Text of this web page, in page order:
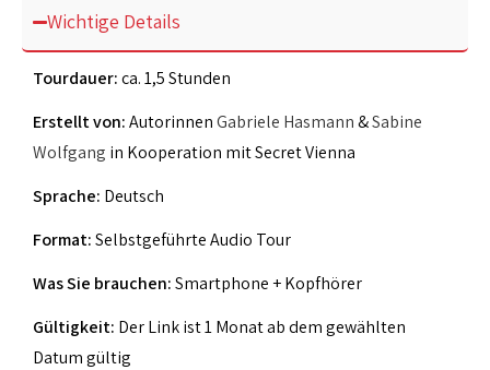
Wichtige Details
Tourdauer:ca. 1,5 Stunden
Erstellt von:AutorinnenGabriele Hasmann&Sabine
Wolfgang in Kooperation mit Secret Vienna
Sprache: Deutsch
Format:Selbstgeführte Audio Tour
Was Sie brauchen:Smartphone + Kopfhörer
Gültigkeit: Der Link ist 1 Monat ab dem gewählten
Datum gültig